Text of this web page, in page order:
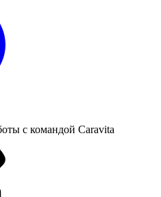
с командой Caravita